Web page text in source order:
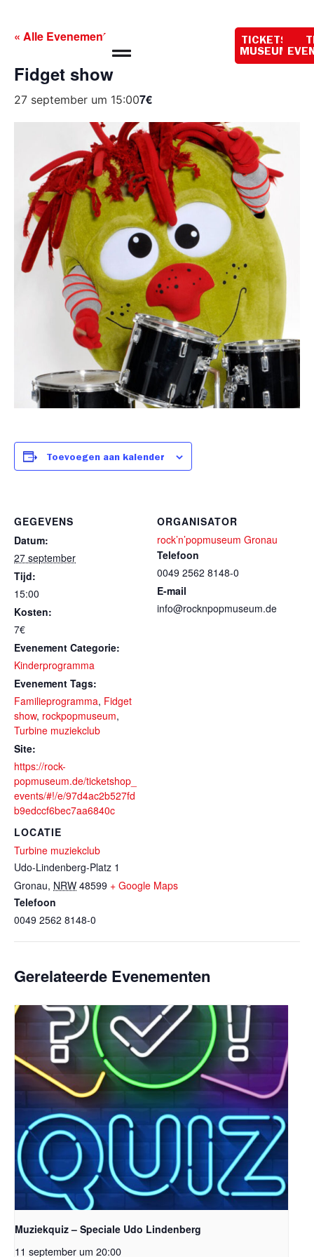
TICKETS
MUSEUM
« Alle Evenementen
Fidget show
27 september um 15:007€
Toevoegen aan kalender
GEGEVENS
Datum:
27 september
Tijd:
15:00
Kosten:
7€
Evenement Categorie:
Kinderprogramma
Evenement Tags:
Familieprogramma, Fidget
show, rockpopmuseum,
Turbine muziekclub
Site:
https://rock-
popmuseum.de/ticketshop_
events/#!/e/97d4ac2b527fd
b9edccf6bec7aa6840c
LOCATIE
Turbine muziekclub
Udo-Lindenberg-Platz 1
Gronau, NRW 48599 + Google Maps
Telefoon
0049 2562 8148-0
ORGANISATOR
rock’n’popmuseum Gronau
Telefoon
0049 2562 8148-0
E-mail
info@rocknpopmuseum.de
Gerelateerde Evenementen
Muziekquiz – Speciale Udo Lindenberg
11 september um 20:00